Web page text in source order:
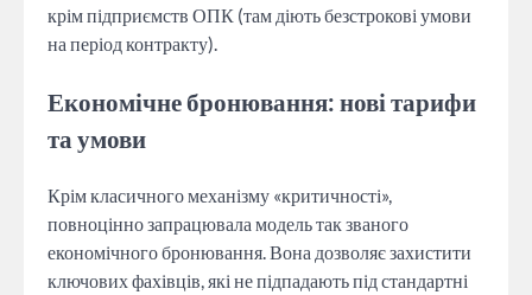
крім підприємств ОПК (там діють безстрокові умови
на період контракту).
Економічне бронювання: нові тарифи
та умови
Крім класичного механізму «критичності»,
повноцінно запрацювала модель так званого
економічного бронювання. Вона дозволяє захистити
ключових фахівців, які не підпадають під стандартні